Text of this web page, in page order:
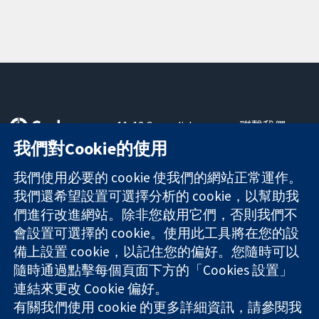
可信任實證
知情決定
更完善的健康照
護
11-13 Cavendish
Square
London
W1G 0AN
United Kingdom
聯繫我們
關於我們
工作機會
Cochrane
Library
The Cochrane Collaboration is a charity (no. 1045921) and a
company limited by guarantee (no. 03044323) registered in
England & Wales. VAT registration number GB 718 2127 49.
我們對Cookie的使用
我們使用必要的 cookie 使我們的網站正常運作。
我們還希望設置可選擇分析的 cookie，以幫助我
們進行改進網站。除非您啟用它們，否則我們不
會設置可選擇的 cookie。使用此工具將在您的設
備上設置 cookie，以記住您的偏好。您隨時可以
隨時通過點擊每個頁面下方的「Cookies 設置」
連結來更改 Cookie 偏好。
有關我們使用 cookie 的更多詳細資訊，請參閱我